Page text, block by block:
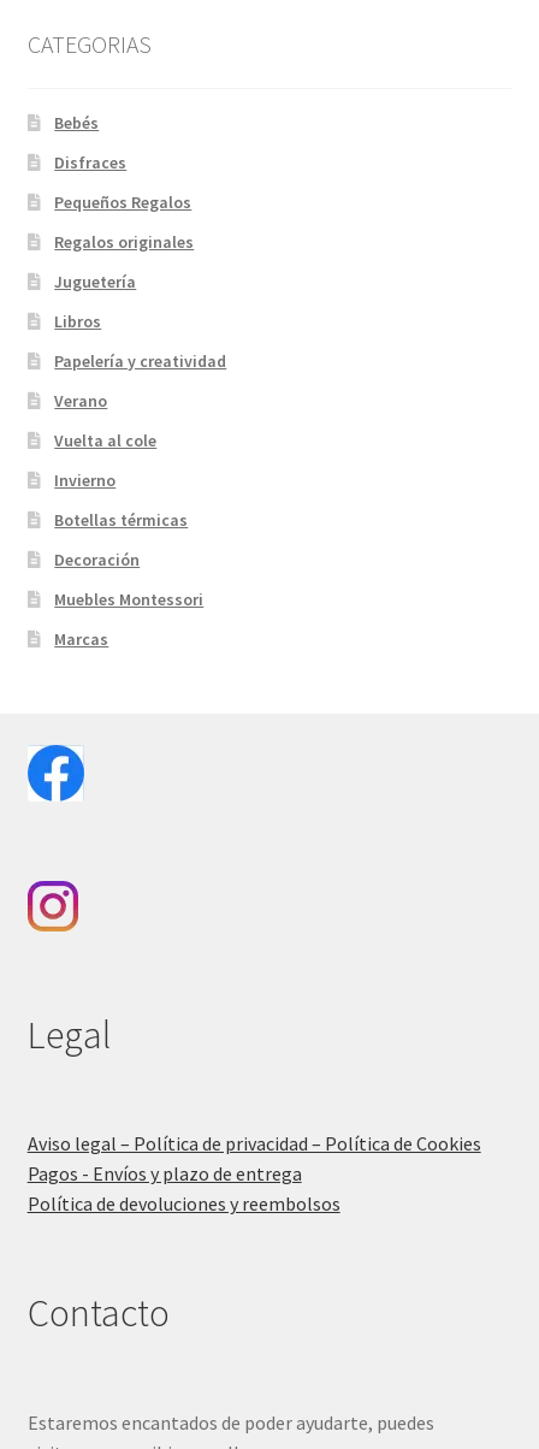
CATEGORIAS
Bebés
Disfraces
Pequeños Regalos
Regalos originales
Juguetería
Libros
Papelería y creatividad
Verano
Vuelta al cole
Invierno
Botellas térmicas
Decoración
Muebles Montessori
Marcas
Legal
Aviso legal – Política de privacidad – Política de Cookies
Pagos - Envíos y plazo de entrega
Política de devoluciones y reembolsos
Contacto
Estaremos encantados de poder ayudarte, puedes